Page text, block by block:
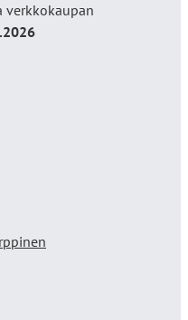
verkkokaupan